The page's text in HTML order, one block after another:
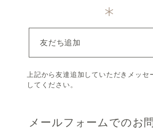
友だち追加
上記から友達追加していただきメッセ
してください。
メールフォームでのお